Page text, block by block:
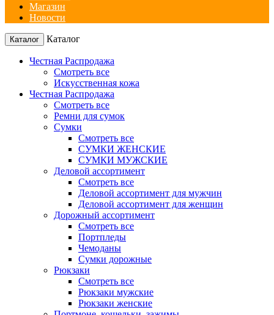
Магазин
Новости
Каталог Каталог
Честная Распродажа
Смотреть все
Искусственная кожа
Честная Распродажа
Смотреть все
Ремни для сумок
Сумки
Смотреть все
СУМКИ ЖЕНСКИЕ
СУМКИ МУЖСКИЕ
Деловой ассортимент
Смотреть все
Деловой ассортимент для мужчин
Деловой ассортимент для женщин
Дорожный ассортимент
Смотреть все
Портпледы
Чемоданы
Сумки дорожные
Рюкзаки
Смотреть все
Рюкзаки мужские
Рюкзаки женские